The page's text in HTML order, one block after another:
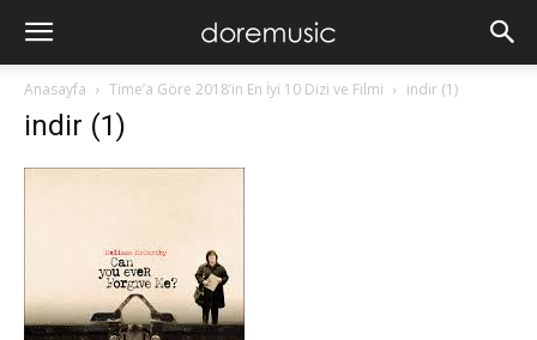
Anasayfa Time’a Göre 2018’in En İyi 10 Dizi ve Filmi indir (1)
indir (1)